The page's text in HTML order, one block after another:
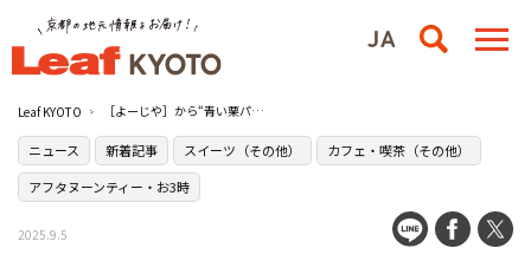
Leaf KYOTO ［よーじや］から“青い栗パフェ”が9月4日（木）から季節限定で登場！
ニュース 新着記事 スイーツ（その他）
カフェ・喫茶（その他）
アフタヌーンティー・お3時
2025.9.5